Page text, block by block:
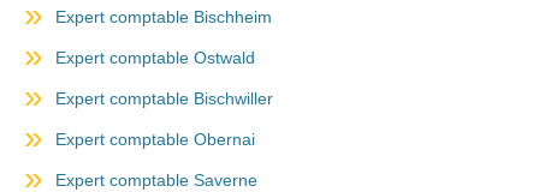
Expert comptable Bischheim
Expert comptable Ostwald
Expert comptable Bischwiller
Expert comptable Obernai
Expert comptable Saverne